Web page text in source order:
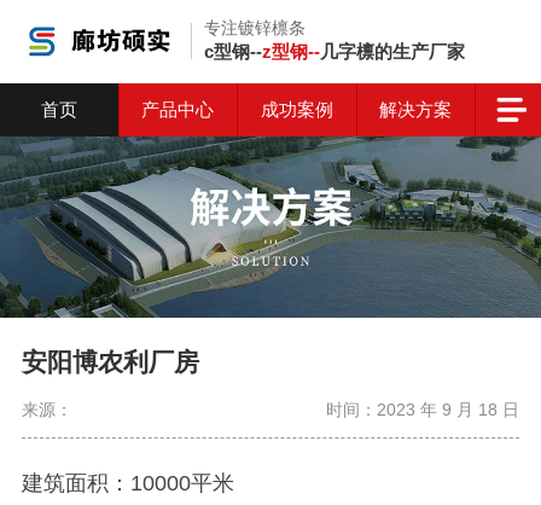
专注镀锌檩条
c型钢--z型钢--几字檩的生产厂家
首页 产品中心 成功案例 解决方案
安阳博农利厂房
来源： 时间：2023 年 9 月 18 日
建筑面积：10000平米